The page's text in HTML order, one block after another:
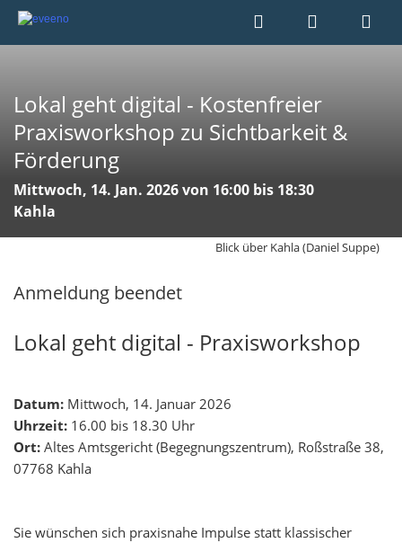
Lokal geht digital - Kostenfreier
Praxisworkshop zu Sichtbarkeit &
Förderung
Mittwoch, 14. Jan. 2026 von 16:00 bis 18:30
Kahla
Blick über Kahla (Daniel Suppe)
Anmeldung beendet
Lokal geht digital - Praxisworkshop
Datum: Mittwoch, 14. Januar 2026
Uhrzeit: 16.00 bis 18.30 Uhr
Ort: Altes Amtsgericht (Begegnungszentrum), Roßstraße 38,
07768 Kahla
Sie wünschen sich praxisnahe Impulse statt klassischer